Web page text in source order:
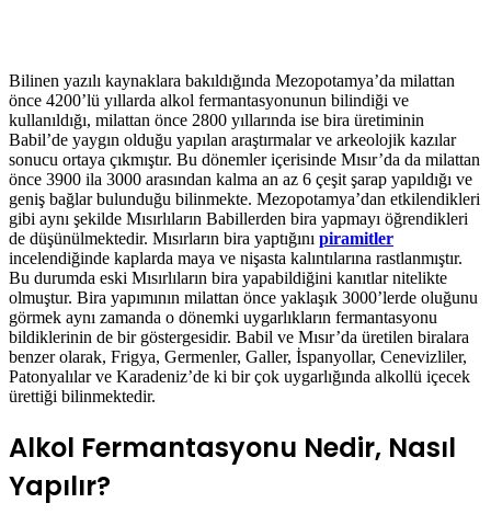
Bilinen yazılı kaynaklara bakıldığında Mezopotamya’da milattan
önce 4200’lü yıllarda alkol fermantasyonunun bilindiği ve
kullanıldığı, milattan önce 2800 yıllarında ise bira üretiminin
Babil’de yaygın olduğu yapılan araştırmalar ve arkeolojik kazılar
sonucu ortaya çıkmıştır. Bu dönemler içerisinde Mısır’da da milattan
önce 3900 ila 3000 arasından kalma an az 6 çeşit şarap yapıldığı ve
geniş bağlar bulunduğu bilinmekte. Mezopotamya’dan etkilendikleri
gibi aynı şekilde Mısırlıların Babillerden bira yapmayı öğrendikleri
de düşünülmektedir. Mısırların bira yaptığını piramitler
incelendiğinde kaplarda maya ve nişasta kalıntılarına rastlanmıştır.
Bu durumda eski Mısırlıların bira yapabildiğini kanıtlar nitelikte
olmuştur. Bira yapımının milattan önce yaklaşık 3000’lerde oluğunu
görmek aynı zamanda o dönemki uygarlıkların fermantasyonu
bildiklerinin de bir göstergesidir. Babil ve Mısır’da üretilen biralara
benzer olarak, Frigya, Germenler, Galler, İspanyollar, Cenevizliler,
Patonyalılar ve Karadeniz’de ki bir çok uygarlığında alkollü içecek
ürettiği bilinmektedir.
Alkol Fermantasyonu Nedir, Nasıl
Yapılır?